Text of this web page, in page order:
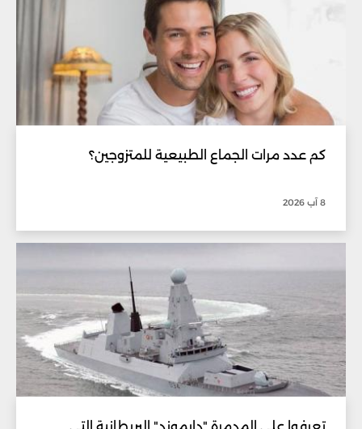
كم عدد مرات الجماع الطبيعية للمتزوجين؟
8 آب 2026